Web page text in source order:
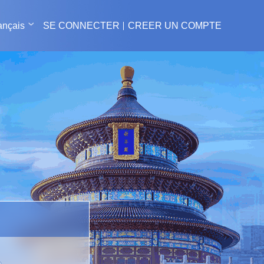
SE CONNECTER CREER UN COMPTE